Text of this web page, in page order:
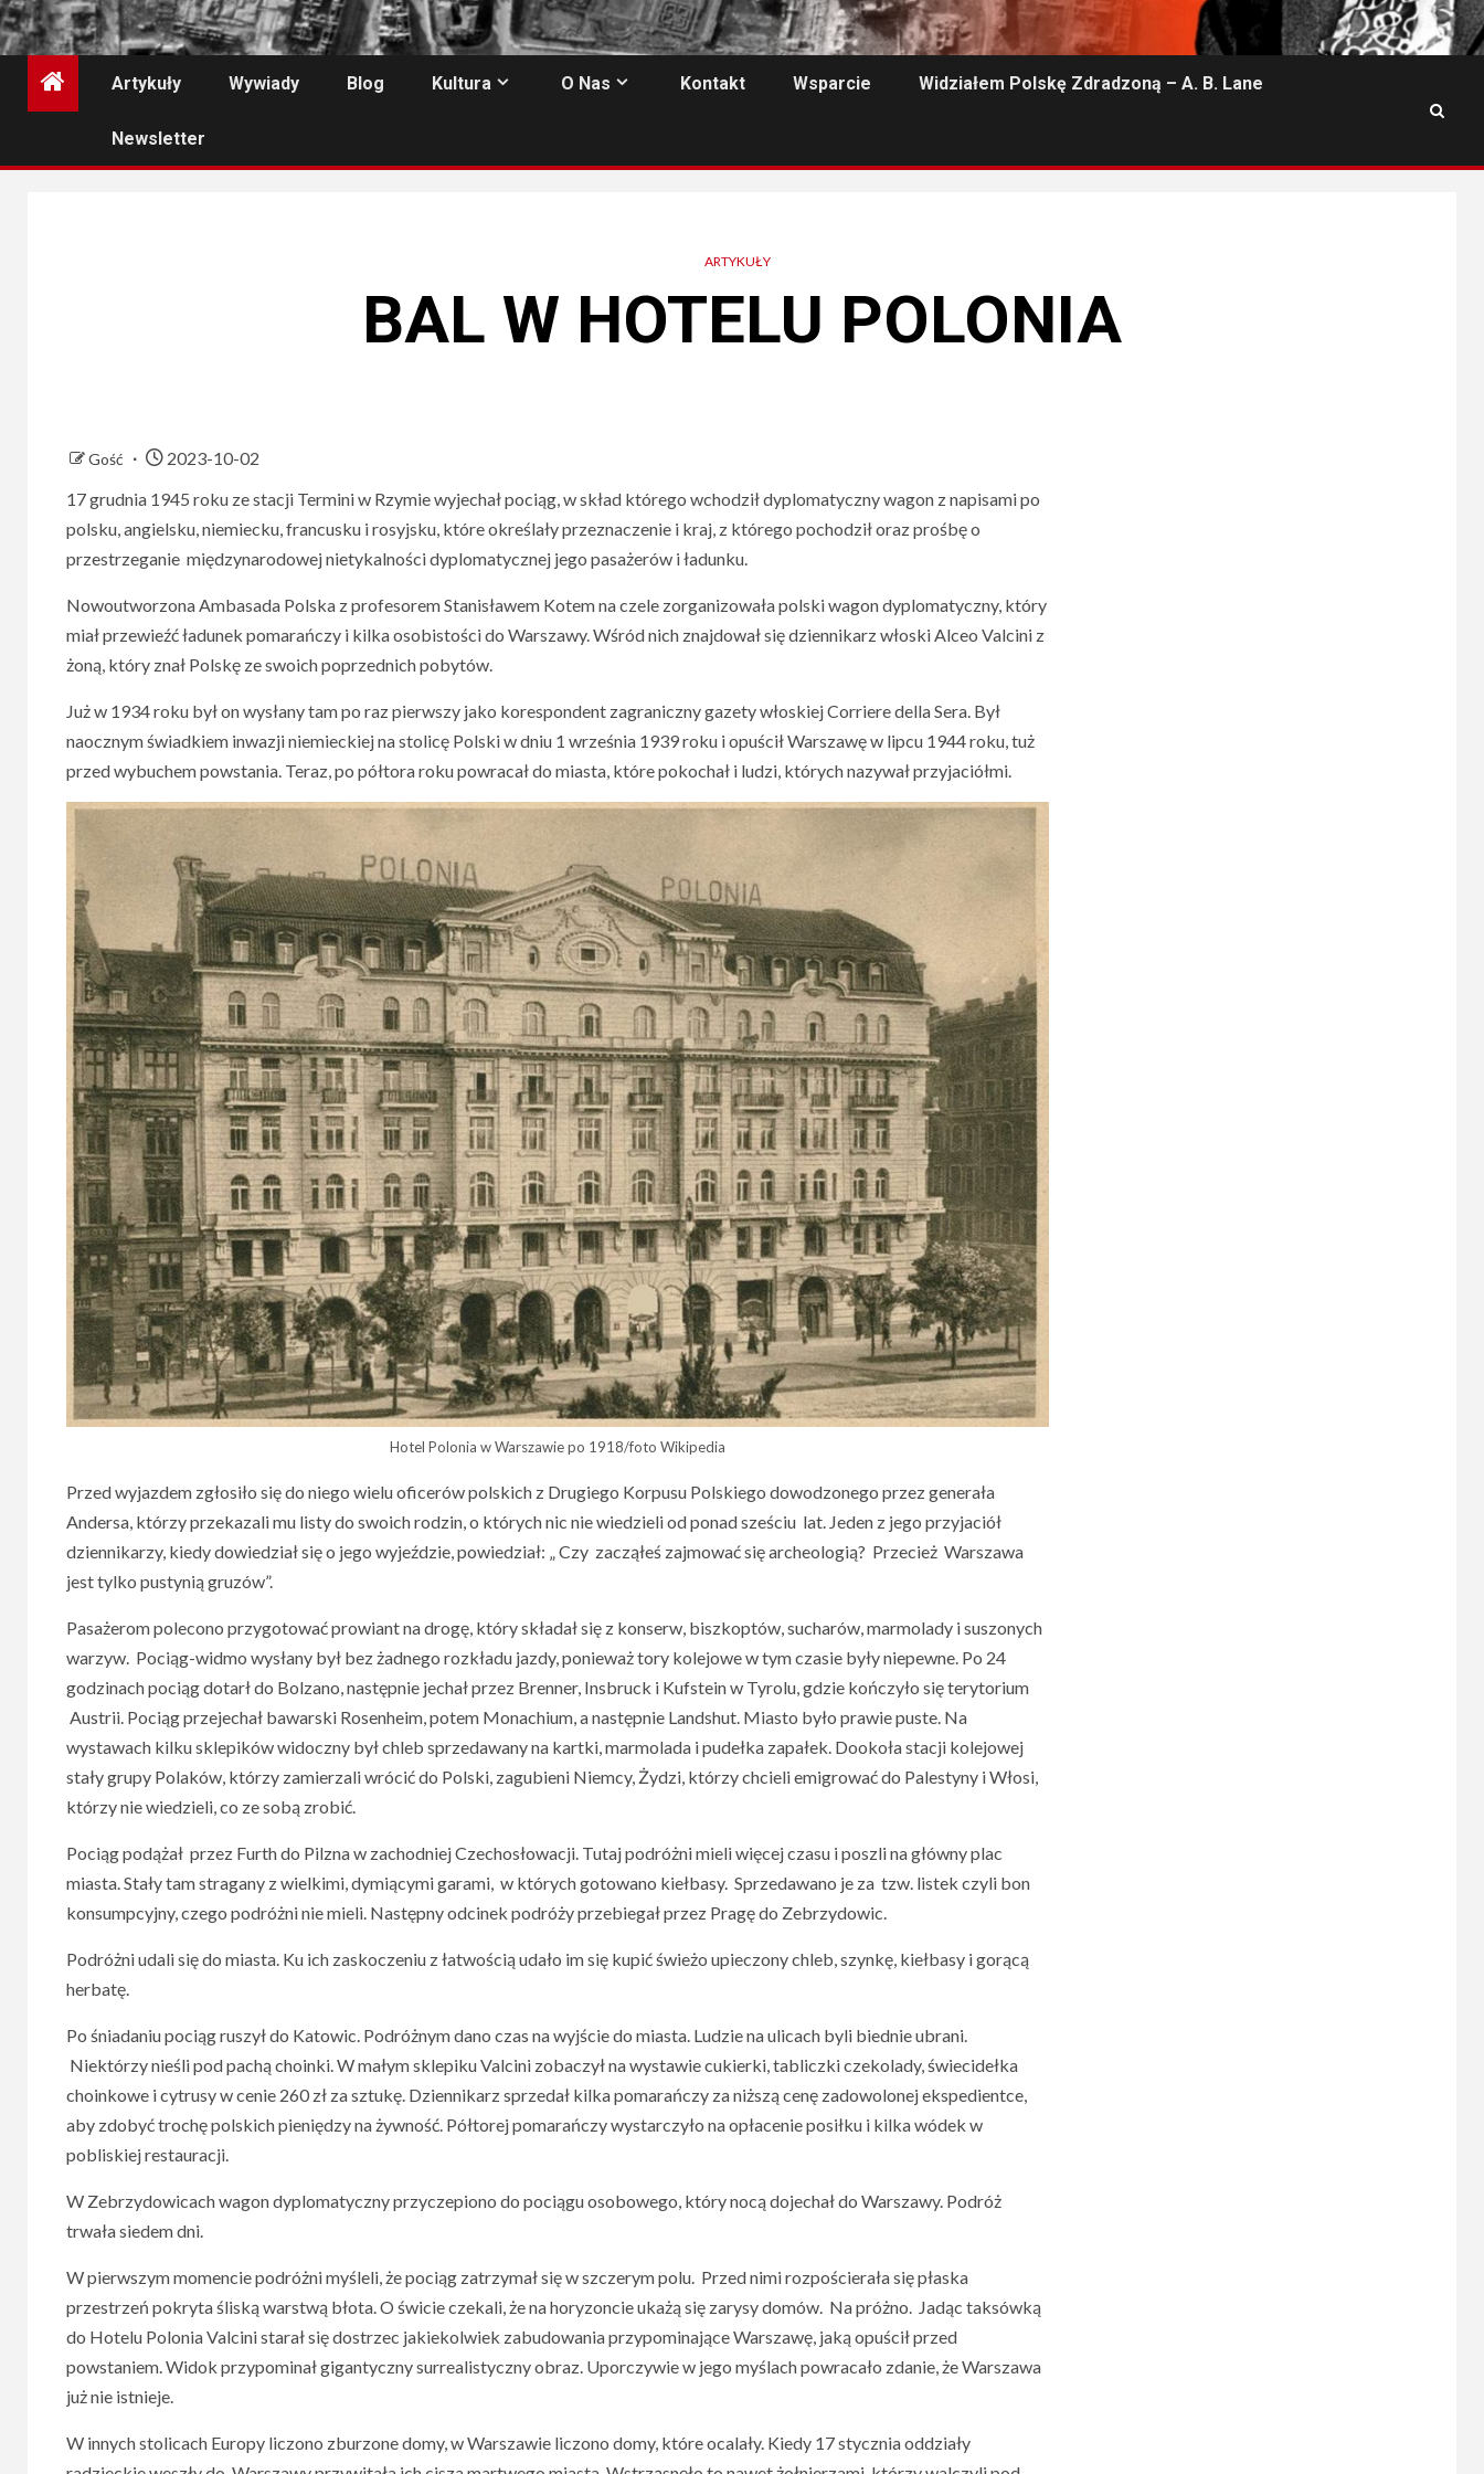
Artykuły Wywiady Blog Kultura O Nas Kontakt Wsparcie Widziałem Polskę Zdradzoną – A. B. Lane
Newsletter
ARTYKUŁY
BAL W HOTELU POLONIA
Gość
2023-10-02
17 grudnia 1945 roku ze stacji Termini w Rzymie wyjechał pociąg, w skład którego wchodził dyplomatyczny wagon z napisami po
polsku, angielsku, niemiecku, francusku i rosyjsku, które określały przeznaczenie i kraj, z którego pochodził oraz prośbę o
przestrzeganie międzynarodowej nietykalności dyplomatycznej jego pasażerów i ładunku.
Nowoutworzona Ambasada Polska z profesorem Stanisławem Kotem na czele zorganizowała polski wagon dyplomatyczny, który
miał przewieźć ładunek pomarańczy i kilka osobistości do Warszawy. Wśród nich znajdował się dziennikarz włoski Alceo Valcini z
żoną, który znał Polskę ze swoich poprzednich pobytów.
Już w 1934 roku był on wysłany tam po raz pierwszy jako korespondent zagraniczny gazety włoskiej Corriere della Sera. Był
naocznym świadkiem inwazji niemieckiej na stolicę Polski w dniu 1 września 1939 roku i opuścił Warszawę w lipcu 1944 roku, tuż
przed wybuchem powstania. Teraz, po półtora roku powracał do miasta, które pokochał i ludzi, których nazywał przyjaciółmi.
Hotel Polonia w Warszawie po 1918/foto Wikipedia
Przed wyjazdem zgłosiło się do niego wielu oficerów polskich z Drugiego Korpusu Polskiego dowodzonego przez generała
Andersa, którzy przekazali mu listy do swoich rodzin, o których nic nie wiedzieli od ponad sześciu lat. Jeden z jego przyjaciół
dziennikarzy, kiedy dowiedział się o jego wyjeździe, powiedział: „ Czy zacząłeś zajmować się archeologią? Przecież Warszawa
jest tylko pustynią gruzów”.
Pasażerom polecono przygotować prowiant na drogę, który składał się z konserw, biszkoptów, sucharów, marmolady i suszonych
warzyw. Pociąg-widmo wysłany był bez żadnego rozkładu jazdy, ponieważ tory kolejowe w tym czasie były niepewne. Po 24
godzinach pociąg dotarł do Bolzano, następnie jechał przez Brenner, Insbruck i Kufstein w Tyrolu, gdzie kończyło się terytorium
Austrii. Pociąg przejechał bawarski Rosenheim, potem Monachium, a następnie Landshut. Miasto było prawie puste. Na
wystawach kilku sklepików widoczny był chleb sprzedawany na kartki, marmolada i pudełka zapałek. Dookoła stacji kolejowej
stały grupy Polaków, którzy zamierzali wrócić do Polski, zagubieni Niemcy, Żydzi, którzy chcieli emigrować do Palestyny i Włosi,
którzy nie wiedzieli, co ze sobą zrobić.
Pociąg podążał przez Furth do Pilzna w zachodniej Czechosłowacji. Tutaj podróżni mieli więcej czasu i poszli na główny plac
miasta. Stały tam stragany z wielkimi, dymiącymi garami, w których gotowano kiełbasy. Sprzedawano je za tzw. listek czyli bon
konsumpcyjny, czego podróżni nie mieli. Następny odcinek podróży przebiegał przez Pragę do Zebrzydowic.
Podróżni udali się do miasta. Ku ich zaskoczeniu z łatwością udało im się kupić świeżo upieczony chleb, szynkę, kiełbasy i gorącą
herbatę.
Po śniadaniu pociąg ruszył do Katowic. Podróżnym dano czas na wyjście do miasta. Ludzie na ulicach byli biednie ubrani.
Niektórzy nieśli pod pachą choinki. W małym sklepiku Valcini zobaczył na wystawie cukierki, tabliczki czekolady, świecidełka
choinkowe i cytrusy w cenie 260 zł za sztukę. Dziennikarz sprzedał kilka pomarańczy za niższą cenę zadowolonej ekspedientce,
aby zdobyć trochę polskich pieniędzy na żywność. Półtorej pomarańczy wystarczyło na opłacenie posiłku i kilka wódek w
pobliskiej restauracji.
W Zebrzydowicach wagon dyplomatyczny przyczepiono do pociągu osobowego, który nocą dojechał do Warszawy. Podróż
trwała siedem dni.
W pierwszym momencie podróżni myśleli, że pociąg zatrzymał się w szczerym polu. Przed nimi rozpościerała się płaska
przestrzeń pokryta śliską warstwą błota. O świcie czekali, że na horyzoncie ukażą się zarysy domów. Na próżno. Jadąc taksówką
do Hotelu Polonia Valcini starał się dostrzec jakiekolwiek zabudowania przypominające Warszawę, jaką opuścił przed
powstaniem. Widok przypominał gigantyczny surrealistyczny obraz. Uporczywie w jego myślach powracało zdanie, że Warszawa
już nie istnieje.
W innych stolicach Europy liczono zburzone domy, w Warszawie liczono domy, które ocalały. Kiedy 17 stycznia oddziały